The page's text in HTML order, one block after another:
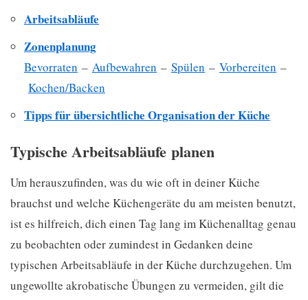
Arbeitsabläufe
Zonenplanung
Bevorraten – Aufbewahren – Spülen – Vorbereiten –
Kochen/Backen
Tipps für übersichtliche Organisation der Küche
Typische Arbeitsabläufe planen
Um herauszufinden, was du wie oft in deiner Küche
brauchst und welche Küchengeräte du am meisten benutzt,
ist es hilfreich, dich einen Tag lang im Küchenalltag genau
zu beobachten oder zumindest in Gedanken deine
typischen Arbeitsabläufe in der Küche durchzugehen. Um
ungewollte akrobatische Übungen zu vermeiden, gilt die